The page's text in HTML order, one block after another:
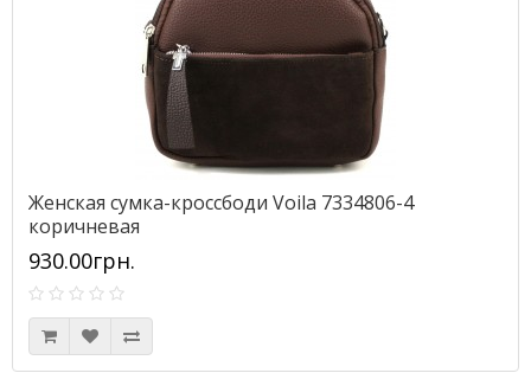
Женская сумка-кроссбоди Voila 7334806-4
коричневая
930.00грн.